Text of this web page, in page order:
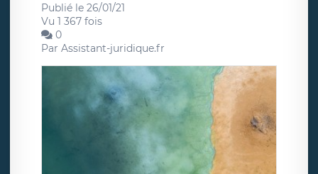
Publié le 26/01/21
Vu 1 367 fois
0
Par Assistant-juridique.fr